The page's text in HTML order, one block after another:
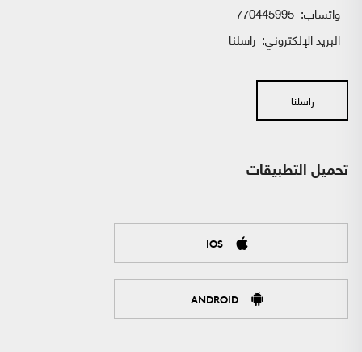
واتساب:
البريد الإلكتروني: راسلنا
راسلنا
تحميل التطبيقات
IOS
ANDROID